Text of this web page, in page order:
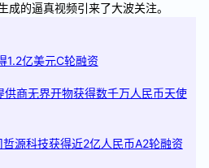
的逼真视频引来了大波关注。
1.2亿美元C轮融资
供商无界开物获得数千万人民币天使
源科技获得近2亿人民币A2轮融资